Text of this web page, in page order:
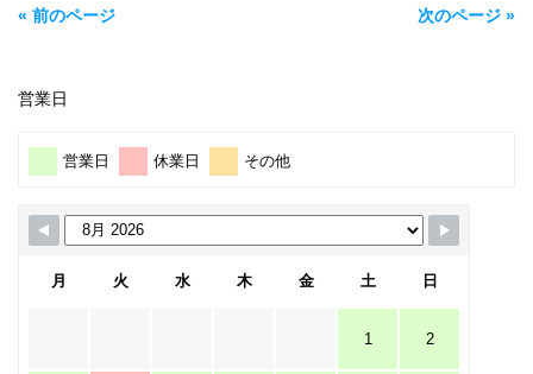
« 前のページ 次のページ »
営業日
営業日 休業日 その他
月 火 水 木 金 土 日
1 2